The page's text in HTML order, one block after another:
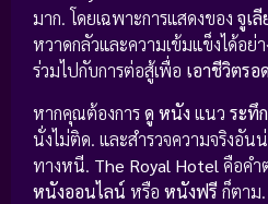
มาก. โดยเฉพาะการแสดงของ จูเ
หวาดกลัวและความเข้มแข็งได้อย่
ร่วมไปกับการต่อสู้เพื่อ เอาชีวิตรอด
หากคุณต้องการดู หนัง แนว ระทึ
นั่งไม่ติด. และสำรวจความจริงอั
ทางหนี. The Royal Hotel คือคำ
หนังออนไลน์ หรือ หนังฟรีก็ตาม